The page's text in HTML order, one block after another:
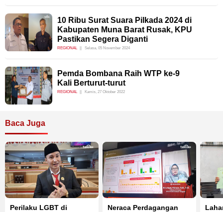
10 Ribu Surat Suara Pilkada 2024 di
Kabupaten Muna Barat Rusak, KPU
Pastikan Segera Diganti
REGIONAL Selasa, 05 November 2024
Pemda Bombana Raih WTP ke-9
Kali Berturut-turut
REGIONAL Kamis, 27 Oktober 2022
Baca Juga
Perilaku LGBT di
Neraca Perdagangan